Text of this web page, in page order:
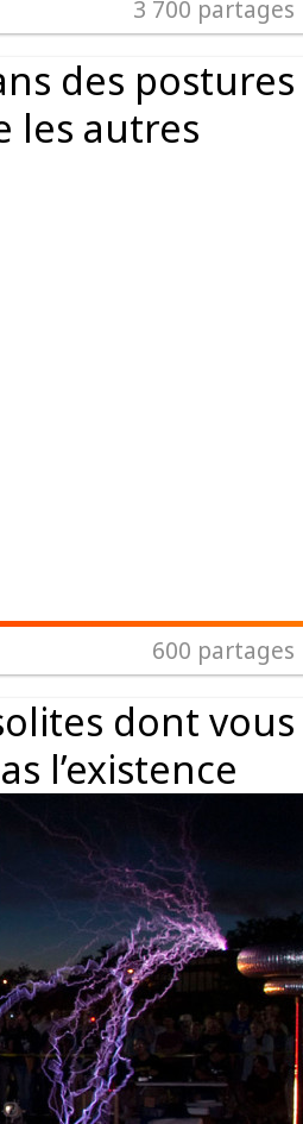
3 700 partages
des postures
les autres
600 partages
dont vous
l’existence